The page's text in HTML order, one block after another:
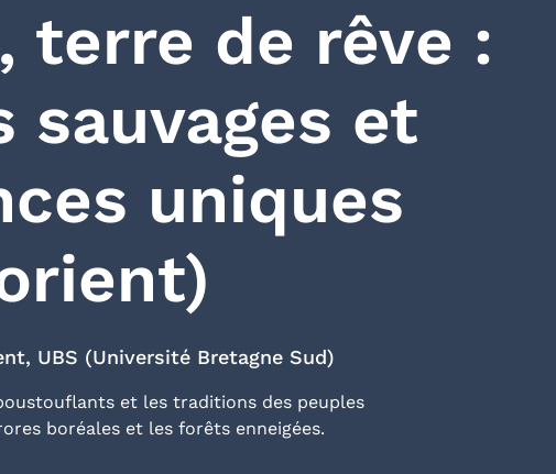
terre de rêve :
sauvages et
uniques
UBS (Université Bretagne Sud)
et les traditions des peuples
boréales et les forêts enneigées.